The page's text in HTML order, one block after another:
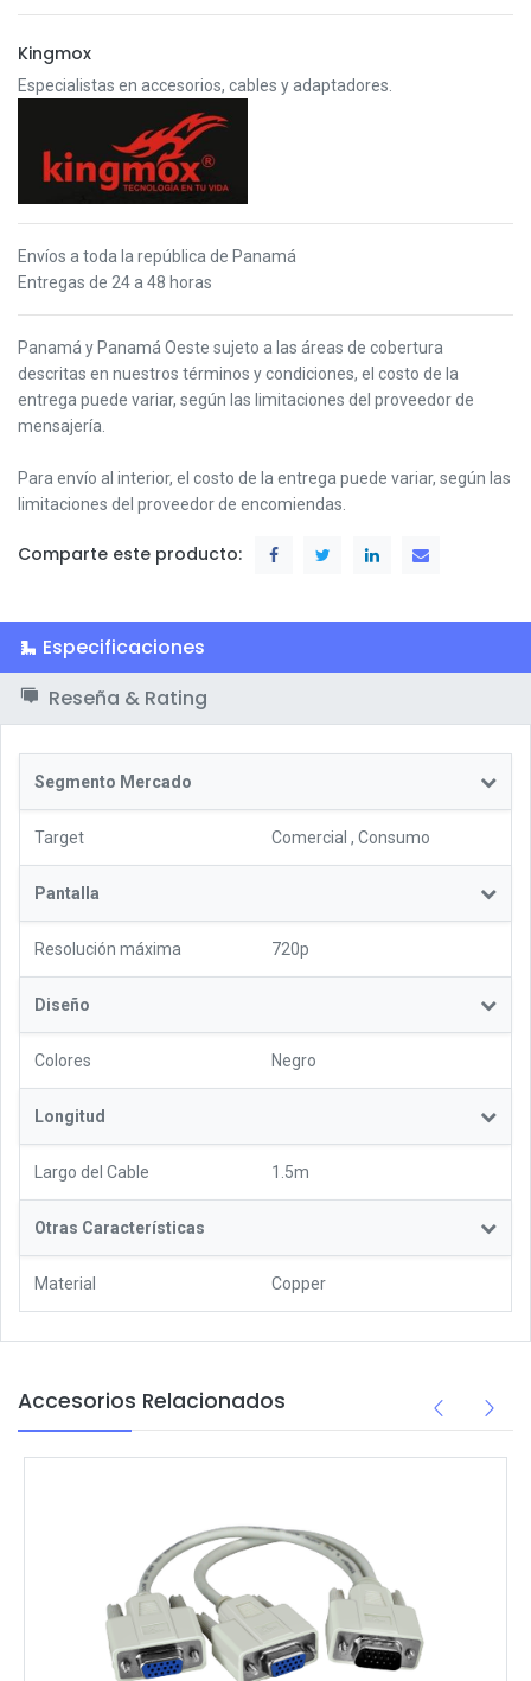
Kingmox
Especialistas en accesorios, cables y adaptadores.
Envíos a toda la república de Panamá
Entregas de 24 a 48 horas
Panamá y Panamá Oeste sujeto a las áreas de cobertura
descritas en nuestros términos y condiciones, el costo de la
entrega puede variar, según las limitaciones del proveedor de
mensajería.
Para envío al interior, el costo de la entrega puede variar, según las
limitaciones del proveedor de encomiendas.
Comparte este producto:
Especificaciones
Reseña & Rating
Segmento Mercado
Target Comercial , Consumo
Pantalla
Resolución máxima 720p
Diseño
Colores Negro
Longitud
Largo del Cable 1.5m
Otras Características
Material Copper
Accesorios Relacionados